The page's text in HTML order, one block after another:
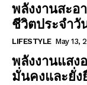
พลังงานสะอ
ชีวิตประจำวั
LIFESTYLE May 13,
พลังงานแสง
มั่นคงและยั่ง